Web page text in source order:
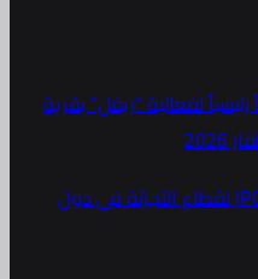
لفعالية “ريفل” بقرية
زوهو تطلق حل نقاط البيع (POS) لقطاع التجزئة في دول